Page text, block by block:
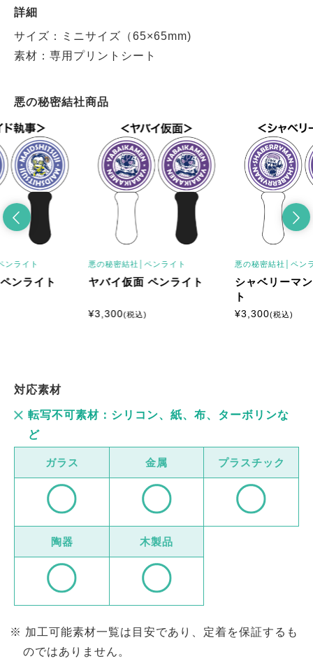
詳細
サイズ：ミニサイズ（65×65mm)
素材：専用プリントシート
悪の秘密結社商品
ンライト
ンライト
悪の秘密結社│ペンライト
ヤバイ仮面 ペンライト
¥3,300(税込)
悪の秘密結社│ペン
シャベリーマ
ト
¥3,300(税込)
対応素材
転写不可素材：シリコン、紙、布、ターボリンな
ど
ガラス 金属 プラスチック
陶器 木製品
加工可能素材一覧は目安であり、定着を保証するも
のではありません。